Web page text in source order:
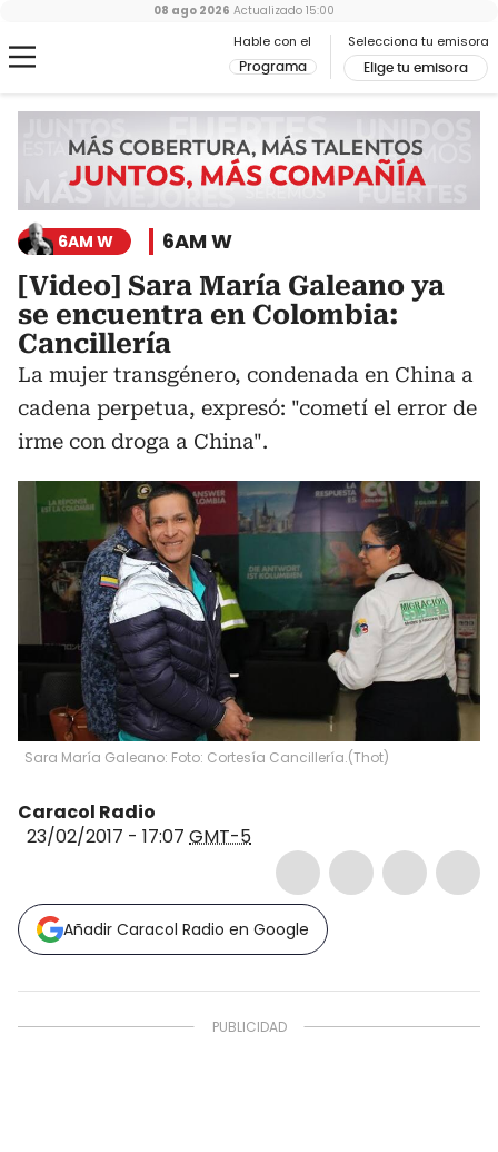
Hable con el
Programa
Selecciona tu emisora
Elige tu emisora
08 ago 2026 Actualizado 15:00
6AM W 6AM W
[Video] Sara María Galeano ya
se encuentra en Colombia:
Cancillería
La mujer transgénero, condenada en China a
cadena perpetua, expresó: "cometí el error de
irme con droga a China".
Sara María Galeano: Foto: Cortesía Cancillería.(Thot)
Caracol Radio
23/02/2017 - 17:07 GMT-5
Añadir Caracol Radio en Google